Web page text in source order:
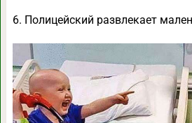
6. Полицейский развлекает